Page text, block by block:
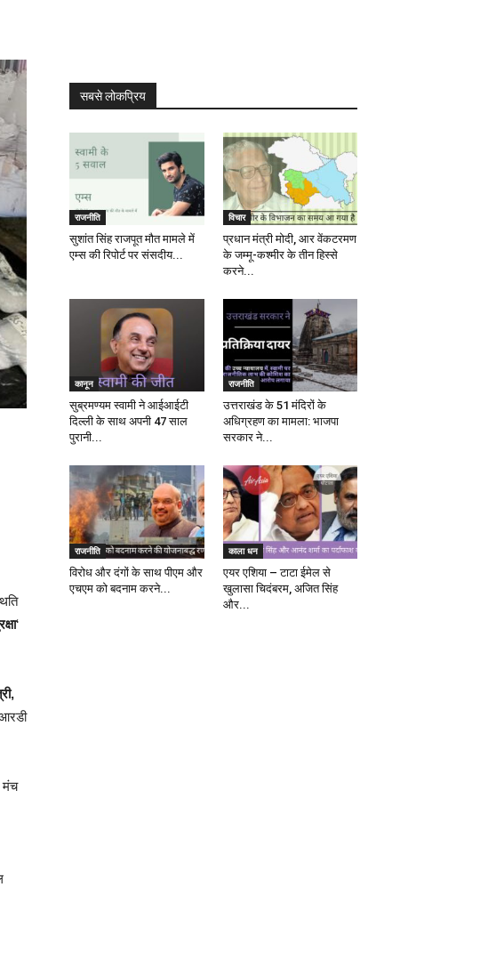
‘
सबसे लोकप्रिय
राजनीति
सुशांत सिंह राजपूत मौत मामले में
एम्स की रिपोर्ट पर संसदीय...
विचार
प्रधान मंत्री मोदी, आर वेंकटरमण
के जम्मू-कश्मीर के तीन हिस्से
करने...
कानून
सुब्रमण्यम स्वामी ने आईआईटी
दिल्ली के साथ अपनी 47 साल
पुरानी...
राजनीति
उत्तराखंड के 51 मंदिरों के
अधिग्रहण का मामला: भाजपा
सरकार ने...
राजनीति
विरोध और दंगों के साथ पीएम और
एचएम को बदनाम करने...
काला धन
एयर एशिया – टाटा ईमेल से
खुलासा चिदंबरम, अजित सिंह
और...